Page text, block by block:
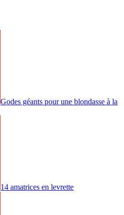
Godes géants pour une blondasse à la
14 amatrices en levrette